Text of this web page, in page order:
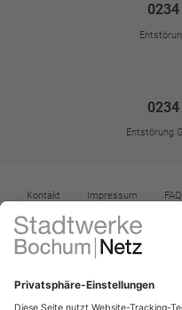
Entstörung
Kontakt Impressum FAQ
Datenschutz-Einstellungen
Vertrag widerrufen